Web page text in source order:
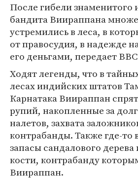
После гибели знаменитого
бандита Виираппана
устремились в леса, в
от правосудия, в надежде
его деньгами, передает
Ходят легенды, что в
лесах индийских штатов
Карнатака Виираппан
рупий, накопленные за
налетов, захвата
контрабанды. Также где-то
запасы сандалового
кости, контрабанду
Виираппан.